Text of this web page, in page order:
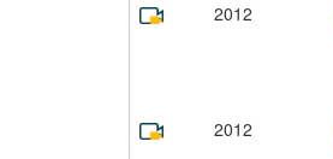
2012
2012